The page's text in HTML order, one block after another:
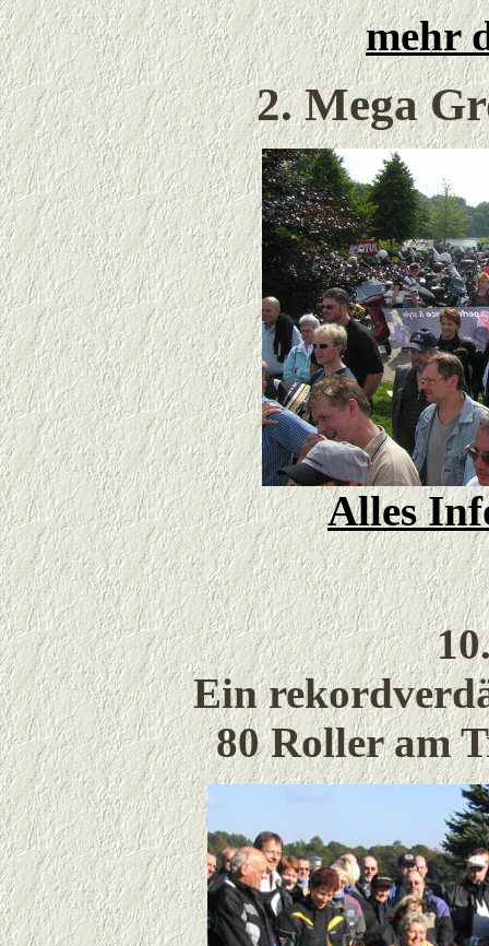
mehr
2. Mega
Alles
Ein
80 Roller am